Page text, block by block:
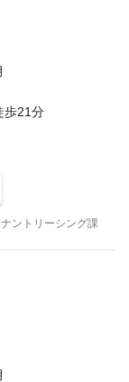
歩21分
ントリーシング課